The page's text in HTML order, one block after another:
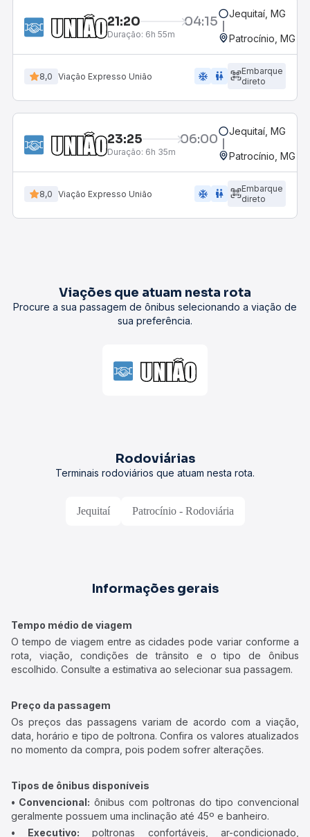
21:20 04:15
Duração: 6h 55m
Jequitaí, MG
Patrocínio, MG -
8,0 Viação Expresso União ac_unit wc
Embarque
direto
23:25 06:00
Duração: 6h 35m
Jequitaí, MG
Patrocínio, MG -
8,0 Viação Expresso União ac_unit wc
Embarque
direto
Viações que atuam nesta rota
Procure a sua passagem de ônibus selecionando a viação de
sua preferência.
Rodoviárias
Terminais rodoviários que atuam nesta rota.
Jequitaí Patrocínio - Rodoviária
Informações gerais
Tempo médio de viagem
O tempo de viagem entre as cidades pode variar conforme a
rota, viação, condições de trânsito e o tipo de ônibus
escolhido. Consulte a estimativa ao selecionar sua passagem.
Preço da passagem
Os preços das passagens variam de acordo com a viação,
data, horário e tipo de poltrona. Confira os valores atualizados
no momento da compra, pois podem sofrer alterações.
Tipos de ônibus disponíveis
• Convencional: ônibus com poltronas do tipo convencional
geralmente possuem uma inclinação até 45º e banheiro.
• Executivo: poltronas confortáveis, ar-condicionado,